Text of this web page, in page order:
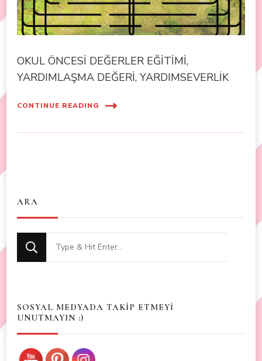
OKUL ÖNCESİ DEĞERLER EĞİTİMİ,
YARDIMLAŞMA DEĞERİ, YARDIMSEVERLİK
CONTINUE READING
ARA
Looking
for
SOSYAL MEDYADA TAKİP ETMEYİ
UNUTMAYIN :)